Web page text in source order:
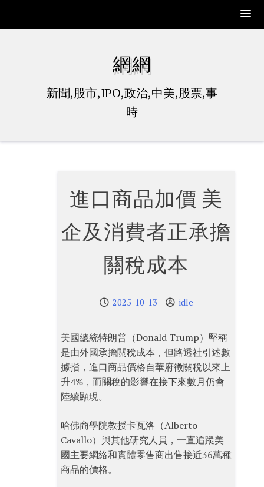
網網
新聞,股市,IPO,政治,中美,股票,事
時
進口商品加價 美
企及消費者正承擔
關稅成本
2025-10-13 idle
美國總統特朗普（Donald Trump）堅稱
是由外國承擔關稅成本，但路透社引述數
據指，進口商品價格自華府徵關稅以來上
升4%，而關稅的影響在接下來數月仍會
陸續顯現。
哈佛商學院教授卡瓦洛（Alberto
Cavallo）與其他研究人員，一直追蹤美
國主要網絡和實體零售商出售接近36萬種
商品的價格。